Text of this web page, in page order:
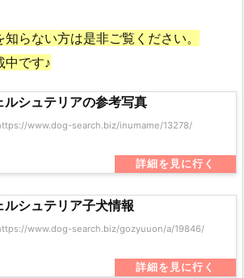
らない方は是非ご覧ください。
中です♪
ルシュテリアの参考写真
www.dog-search.biz/inumame/13278/
ルシュテリア子犬情報
www.dog-search.biz/gozyuuon/a/19846/